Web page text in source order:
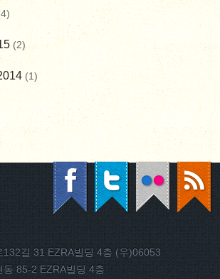
(2)
(1)
132길 31 EZRA빌딩 4층 (우)06053
동 85-2 EZRA빌딩 4층